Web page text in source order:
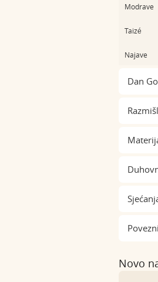
Modrave
Taizé
Najave
Dan
Novo